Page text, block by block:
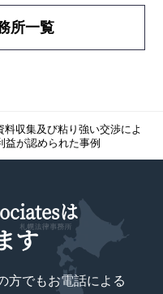
所一覧
料収集及び粘り強い交渉によ
益が認められた事例
は
す
方でもお電話による